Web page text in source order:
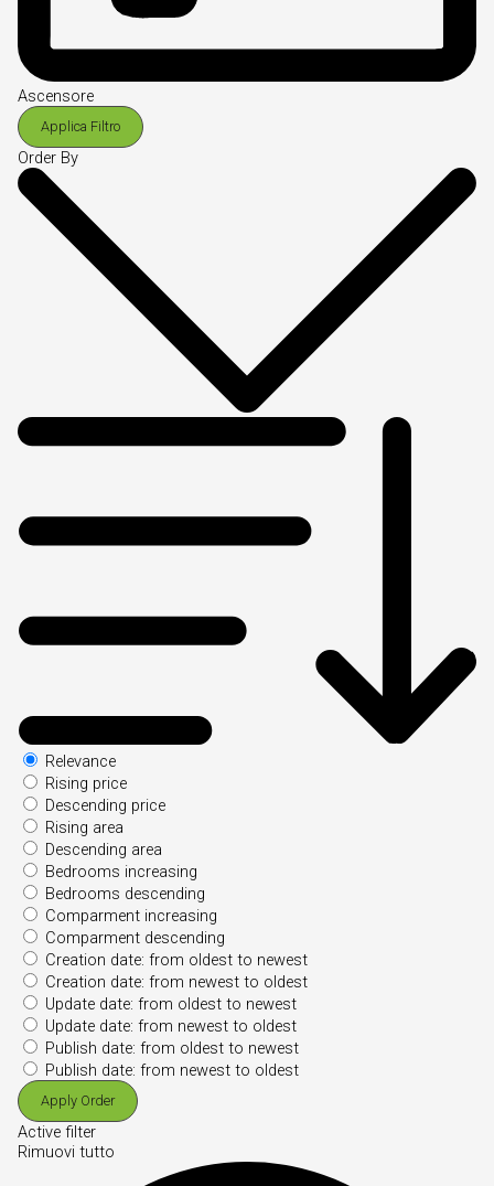
Ascensore
Applica Filtro
Order By
Relevance
Rising price
Descending price
Rising area
Descending area
Bedrooms increasing
Bedrooms descending
Comparment increasing
Comparment descending
Creation date: from oldest to newest
Creation date: from newest to oldest
Update date: from oldest to newest
Update date: from newest to oldest
Publish date: from oldest to newest
Publish date: from newest to oldest
Apply Order
Active filter
Rimuovi tutto